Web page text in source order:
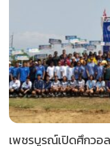
เพชรบูรณ์เปิดศึกวอ